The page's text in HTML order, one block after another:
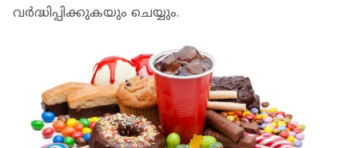
വര്‍ദ്ധിപ്പിക്കുകയും ചെയ്യും.